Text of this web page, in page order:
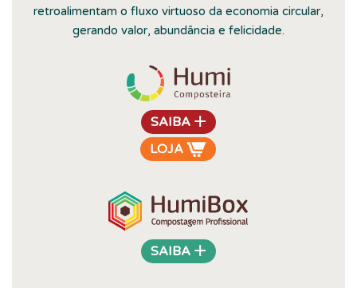
retroalimentam o fluxo virtuoso da economia circular,
gerando valor, abundância e felicidade.
SAIBA +
LOJA
SAIBA +